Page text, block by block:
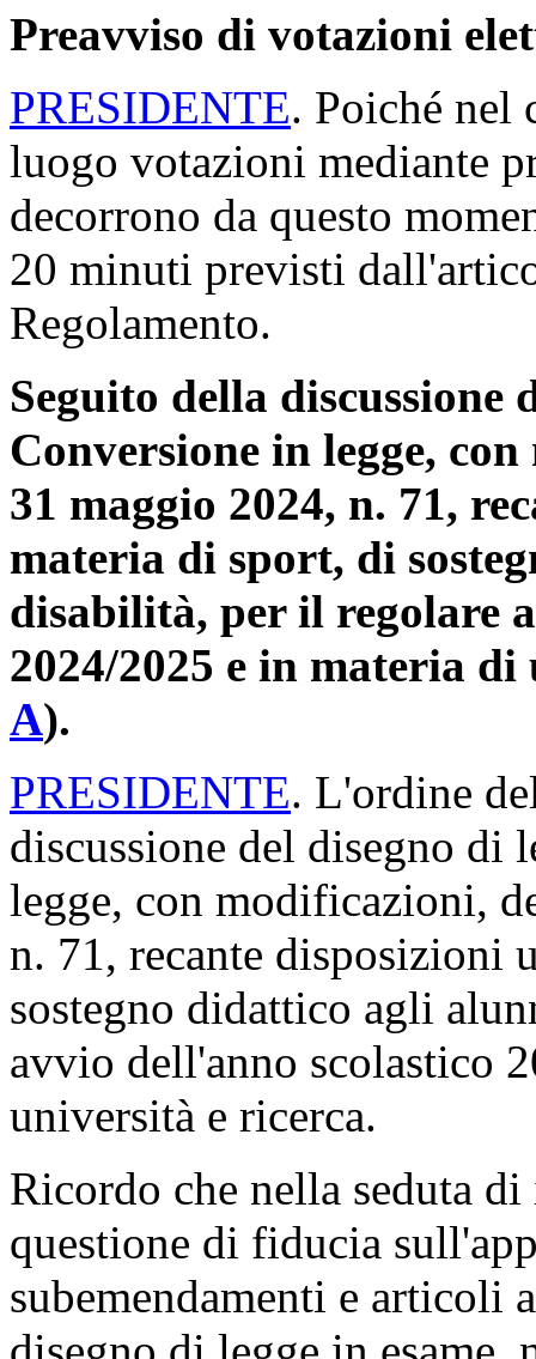
saranno pubblicate nell'
odierna).
Preavviso di votazioni
PRESIDENTE. Poiché nel
luogo votazioni mediante
decorrono da questo
20 minuti previsti
Regolamento.
Seguito della discussione
Conversione in legge,
31 maggio 2024, n. 71,
materia di sport, di
disabilità, per il regolare
2024/2025 e in materia
A​).
PRESIDENTE. L'ordine
discussione del disegno di
legge, con modificazioni,
n. 71, recante disposizioni
sostegno didattico agli
avvio dell'anno scolastico
università e ricerca.
Ricordo che nella seduta
questione di fiducia